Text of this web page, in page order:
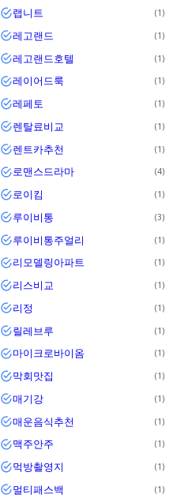
랩니트 1
레고랜드 1
레고랜드호텔 1
레이어드룩 1
레페토 1
렌탈료비교 1
렌트카추천 1
로맨스드라마 4
로이킴 1
루이비통 3
루이비통주얼리 1
리모델링아파트 1
리스비교 1
리정 1
릴레브루 1
마이크로바이옴 1
막회맛집 1
매기강 1
매운음식추천 1
맥주안주 1
먹방촬영지 1
멀티패스백 1